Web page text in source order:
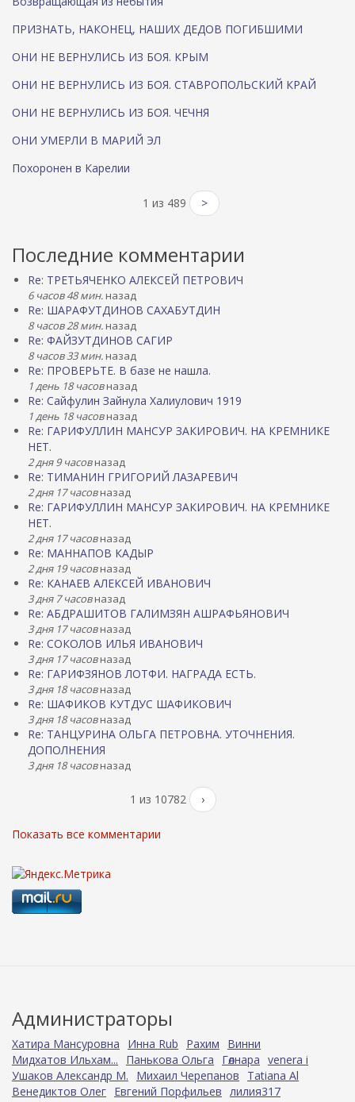
ПРИЗНАТЬ, НАКОНЕЦ, НАШИХ ДЕДОВ ПОГИБШИМИ
ОНИ НЕ ВЕРНУЛИСЬ ИЗ БОЯ. КРЫМ
ОНИ НЕ ВЕРНУЛИСЬ ИЗ БОЯ. СТАВРОПОЛЬСКИЙ КРАЙ
ОНИ НЕ ВЕРНУЛИСЬ ИЗ БОЯ. ЧЕЧНЯ
ОНИ УМЕРЛИ В МАРИЙ ЭЛ
Похоронен в Карелии
1 из 489 >
Последние комментарии
Re: ТРЕТЬЯЧЕНКО АЛЕКСЕЙ ПЕТРОВИЧ
6 часов 48 мин. назад
Re: ШАРАФУТДИНОВ САХАБУТДИН
8 часов 28 мин. назад
Re: ФАЙЗУТДИНОВ САГИР
8 часов 33 мин. назад
Re: ПРОВЕРЬТЕ. В базе не нашла.
1 день 18 часовназад
Re: Сайфулин Зайнула Халиулович 1919
1 день 18 часовназад
Re: ГАРИФУЛЛИН МАНСУР ЗАКИРОВИЧ. НА КРЕМНИКЕ
НЕТ.
2 дня 9 часовназад
Re: ТИМАНИН ГРИГОРИЙ ЛАЗАРЕВИЧ
2 дня 17 часовназад
Re: ГАРИФУЛЛИН МАНСУР ЗАКИРОВИЧ. НА КРЕМНИКЕ
НЕТ.
2 дня 17 часовназад
Re: МАННАПОВ КАДЫР
2 дня 19 часовназад
Re: КАНАЕВ АЛЕКСЕЙ ИВАНОВИЧ
3 дня 7 часовназад
Re: АБДРАШИТОВ ГАЛИМЗЯН АШРАФЬЯНОВИЧ
3 дня 17 часовназад
Re: СОКОЛОВ ИЛЬЯ ИВАНОВИЧ
3 дня 17 часовназад
Re: ГАРИФЗЯНОВ ЛОТФИ. НАГРАДА ЕСТЬ.
3 дня 18 часовназад
Re: ШАФИКОВ КУТДУС ШАФИКОВИЧ
3 дня 18 часовназад
Re: ТАНЦУРИНА ОЛЬГА ПЕТРОВНА. УТОЧНЕНИЯ.
ДОПОЛНЕНИЯ
3 дня 18 часовназад
1 из 10782 ›
Показать все комментарии
Администраторы
Хатира Мансуровна Инна Rub Рахим
Винни
Мидхатов Ильхам...
Панькова Ольга Гөлнара venera i
Ушаков Александр М.
Михаил Черепанов
Tatiana Al
Венедиктов Олег Евгений Порфильев лилия317